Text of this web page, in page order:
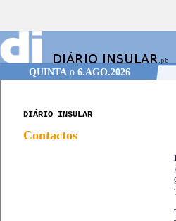
QUINTAo 6.AGO.2026
DIÁRIO INSULAR
Contactos